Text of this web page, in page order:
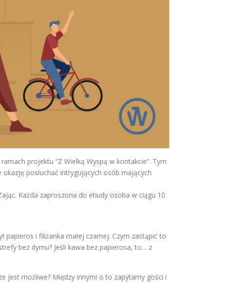
projektu “Z Wielką Wyspą w kontakcie”. Tym
posłuchać intrygujących osób mających
Każda zaproszona do etiudy osoba w ciągu 10
i filiżanka małej czarnej. Czym zastąpić to
bez dymu? Jeśli kawa bez papierosa, to… z
jest możliwe? Między innymi o to zapytamy gości i